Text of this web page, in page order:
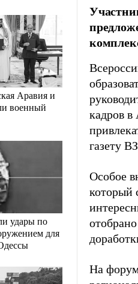
Аравия и
военный
удары по
для
кадров
газету
Особое
который
На